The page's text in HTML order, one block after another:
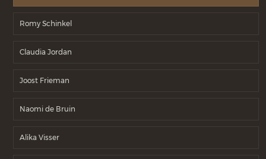
Romy Schinkel
Claudia Jordan
Joost Frieman
Naomi de Bruin
Alika Visser